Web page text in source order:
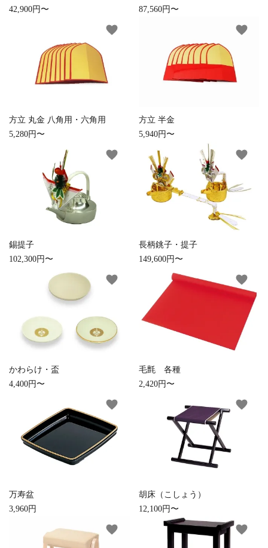
42,900円〜
87,560円〜
方立 丸金 八角用・六角用
5,280円〜
favorite
方立 半金
5,940円〜
favorite
錫提子
102,300円〜
favorite
長柄銚子・提子
149,600円〜
favorite
かわらけ・盃
4,400円〜
favorite
毛氈 各種
2,420円〜
favorite
万寿盆
3,960円
favorite
胡床（こしょう）
12,100円〜
favorite
favorite favorite
カテゴリー
close